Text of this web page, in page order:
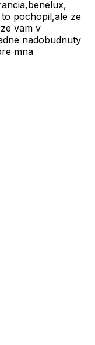
pochopil,ale ze
vam v
nadobudnuty
mna